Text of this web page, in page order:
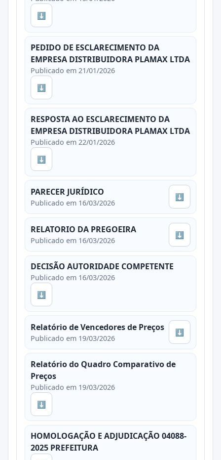
⬇
PEDIDO DE ESCLARECIMENTO DA
EMPRESA DISTRIBUIDORA PLAMAX LTDA
Publicado em 21/01/2026
⬇
RESPOSTA AO ESCLARECIMENTO DA
EMPRESA DISTRIBUIDORA PLAMAX LTDA
Publicado em 22/01/2026
⬇
PARECER JURÍDICO
Publicado em 16/03/2026
⬇
RELATORIO DA PREGOEIRA
Publicado em 16/03/2026
⬇
DECISÃO AUTORIDADE COMPETENTE
Publicado em 16/03/2026
⬇
Relatório de Vencedores de Preços
Publicado em 19/03/2026
⬇
Relatório do Quadro Comparativo de
Preços
Publicado em 19/03/2026
⬇
HOMOLOGAÇÃO E ADJUDICAÇÃO 04088-
2025 PREFEITURA